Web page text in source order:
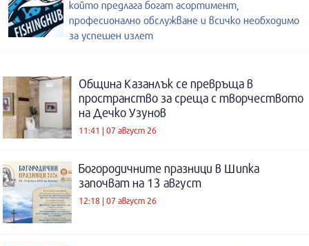
който предлага богат асортимент,
професионално обслужване и всичко необходимо
за успешен излет
Община Казанлък се превръща в
пространство за среща с творчеството
на Дечко Узунов
11:41 | 07 август 26
Богородичните празници в Шипка
започват на 13 август
12:18 | 07 август 26